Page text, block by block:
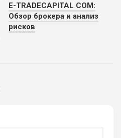
E-TRADECAPITAL COM:
Обзор брокера и анализ
рисков